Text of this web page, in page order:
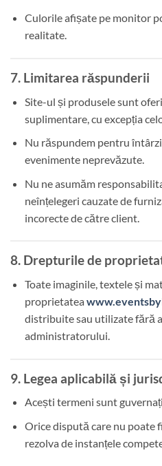
Culorile afișate pe monitor
realitate.
7. Limitarea răspunderii
Site-ul și produsele sunt
suplimentare, cu excepția
Nu răspundem pentru
evenimente neprevăzute.
Nu ne asumăm
neînțelegeri cauzate de
incorecte de către client.
8. Drepturile de
Toate imaginile, textele și
proprietatea
distribuite sau utilizate fără
administratorului.
9. Legea aplicabilă și
Acești termeni sunt
Orice dispută care nu poate
rezolva de instanțele